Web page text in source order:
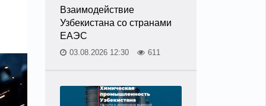
Взаимодействие
Узбекистана со странами
ЕАЭС
03.08.2026 12:30 611